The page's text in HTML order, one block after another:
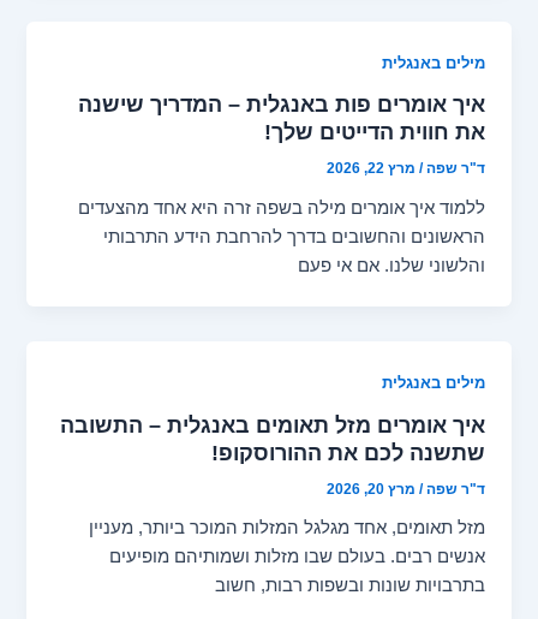
מילים באנגלית
איך אומרים פות באנגלית – המדריך שישנה
את חווית הדייטים שלך!
ד"ר שפה/ מרץ 22, 2026
ללמוד איך אומרים מילה בשפה זרה היא אחד מהצעדים
הראשונים והחשובים בדרך להרחבת הידע התרבותי
והלשוני שלנו. אם אי פעם
מילים באנגלית
איך אומרים מזל תאומים באנגלית – התשובה
שתשנה לכם את ההורוסקופ!
ד"ר שפה/ מרץ 20, 2026
מזל תאומים, אחד מגלגל המזלות המוכר ביותר, מעניין
אנשים רבים. בעולם שבו מזלות ושמותיהם מופיעים
בתרבויות שונות ובשפות רבות, חשוב